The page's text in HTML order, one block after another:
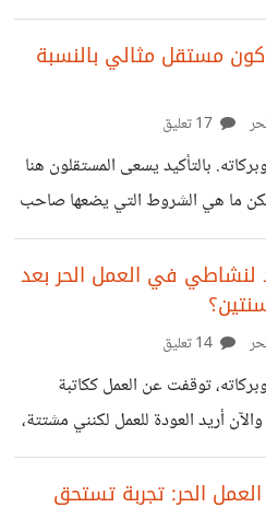
وتوصلت لبعض النقاط منها:
عن طريق الحرص على الرد بسرعة على رسائل
لغة واضحة ومهنية في جميع
اتصالاتك. 2.الاحترام والاحترافية تعامل مع عملائك بلباقة
واحترام، والتزم بمواعيد التسليم وتجنب التأخير. 3.الفهم العميق
العميل استمع جيدًا لمتطلبات العميل واطرح الأسئلة
مستقل مثالي بالنسبة
بالتأكيد يسعى المستقلون هنا
ما هي الشروط التي يضعها صاحب
في العمل الحر بعد
توقفت عن العمل ككاتبة
أريد العودة للعمل لكنني مشتتة،
وكيفية إدارة وقتي بين العمل
الحر: تجربة تستحق